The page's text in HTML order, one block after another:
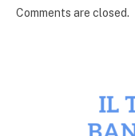
Comments are closed.